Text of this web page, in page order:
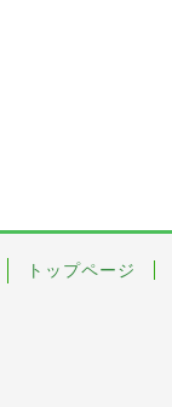
トップページ